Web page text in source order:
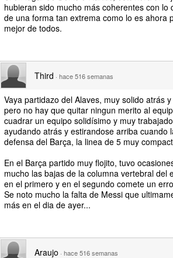
hubieran sido mucho más coherentes con
de una forma tan extrema como lo es
mejor de todos.
Third · hace 516 semanas
Vaya partidazo del Alaves, muy solido atrás
pero no hay que quitar ningun merito al
cuadrar un equipo solidísimo y muy
ayudando atrás y estirandose arriba
defensa del Barça, la linea de 5 muy
En el Barça partido muy flojito, tuvo
mucho las bajas de la columna vertebral
en el primero y en el segundo comete un
Se noto mucho la falta de Messi que
más en el dia de ayer...
Araujo · hace 516 semanas